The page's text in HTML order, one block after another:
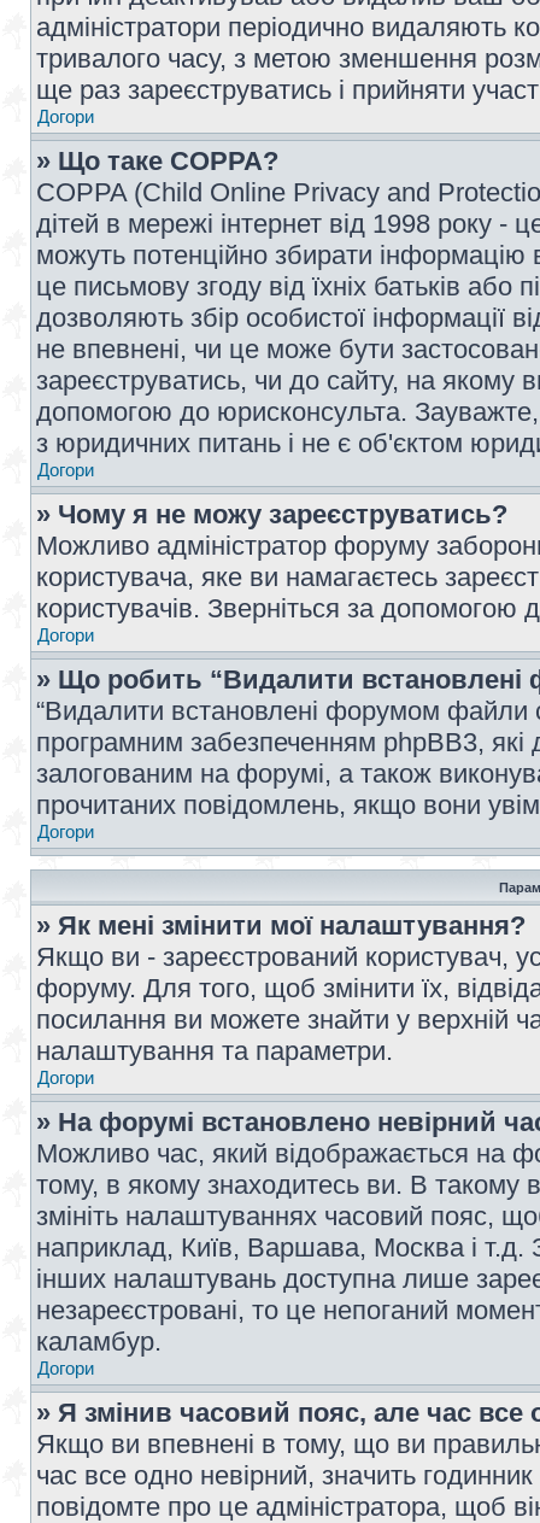
адміністратори періодично видаляють
тривалого часу, з метою зменшення
ще раз зареєструватись і прийняти
Догори
» Що таке COPPA?
COPPA (Child Online Privacy and
дітей в мережі інтернет від 1998 року -
можуть потенційно збирати інформацію
це письмову згоду від їхніх батьків або
дозволяють збір особистої інформації
не впевнені, чи це може бути
зареєструватись, чи до сайту, на якому
допомогою до юрисконсульта.
з юридичних питань і не є об'єктом
Догори
» Чому я не можу зареєструватись?
Можливо адміністратор форуму
користувача, яке ви намагаєтесь
користувачів. Зверніться за допомогою
Догори
» Що робить “Видалити
“Видалити встановлені форумом файли
програмним забезпеченням phpBB3,
залогованим на форумі, а також
прочитаних повідомлень, якщо вони
Догори
» Як мені змінити мої налаштування?
Якщо ви - зареєстрований користувач,
форуму. Для того, щоб змінити їх,
посилання ви можете знайти у верхній
налаштування та параметри.
Догори
» На форумі встановлено невірний
Можливо час, який відображається на
тому, в якому знаходитесь ви. В такому
змініть налаштуваннях часовий пояс,
наприклад, Київ, Варшава, Москва і т.д.
інших налаштувань доступна лише
незареєстровані, то це непоганий
каламбур.
Догори
» Я змінив часовий пояс, але час все
Якщо ви впевнені в тому, що ви
час все одно невірний, значить
повідомте про це адміністратора, щоб